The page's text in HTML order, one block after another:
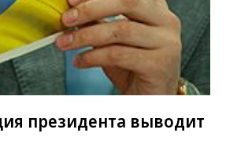
президента выводит